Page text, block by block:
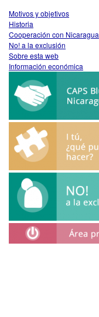
Motivos y objetivos
Historia
Cooperación con Nicaragua
No! a la exclusión
Sobre esta web
Información económica